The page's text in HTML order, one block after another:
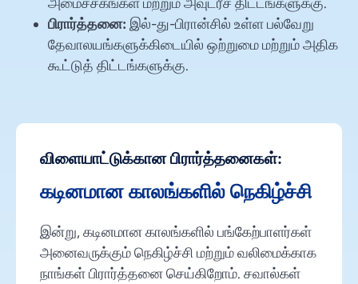
பிரார்த்தனை: இல்-து-பிரான்சில் உள்ள பல்வேறு
தேவாலயங்களுக்கிடையில் ஒற்றுமை மற்றும் அதிக
கூட்டுத் திட்டங்களுக்கு.
விளையாட்டுக்கான பிரார்த்தனைகள்:
கடினமான காலங்களில் நெகிழ்ச்சி
இன்று, கடினமான காலங்களில் பங்கேற்பாளர்கள்
அனைவருக்கும் நெகிழ்ச்சி மற்றும் வலிமைக்காக
நாங்கள் பிரார்த்தனை செய்கிறோம். சவால்கள்